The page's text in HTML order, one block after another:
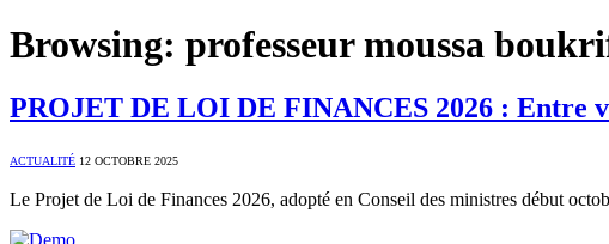
Browsing: professeur moussa
PROJET DE LOI DE FINANCES 2026 : Entre
ACTUALITÉ 12 OCTOBRE 2025
Le Projet de Loi de Finances 2026, adopté en Conseil des ministres début